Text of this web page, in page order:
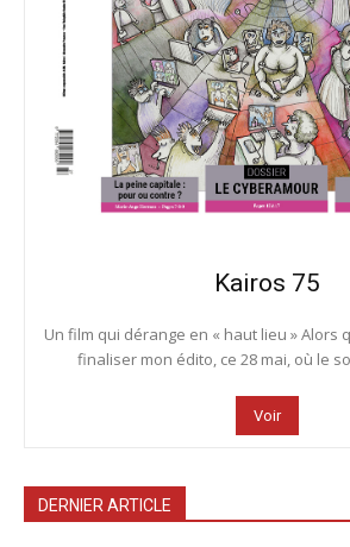
Kairos 75
Un film qui dérange en « haut lieu » Alors
finaliser mon édito, ce 28 mai, où le
Voir
DERNIER ARTICLE